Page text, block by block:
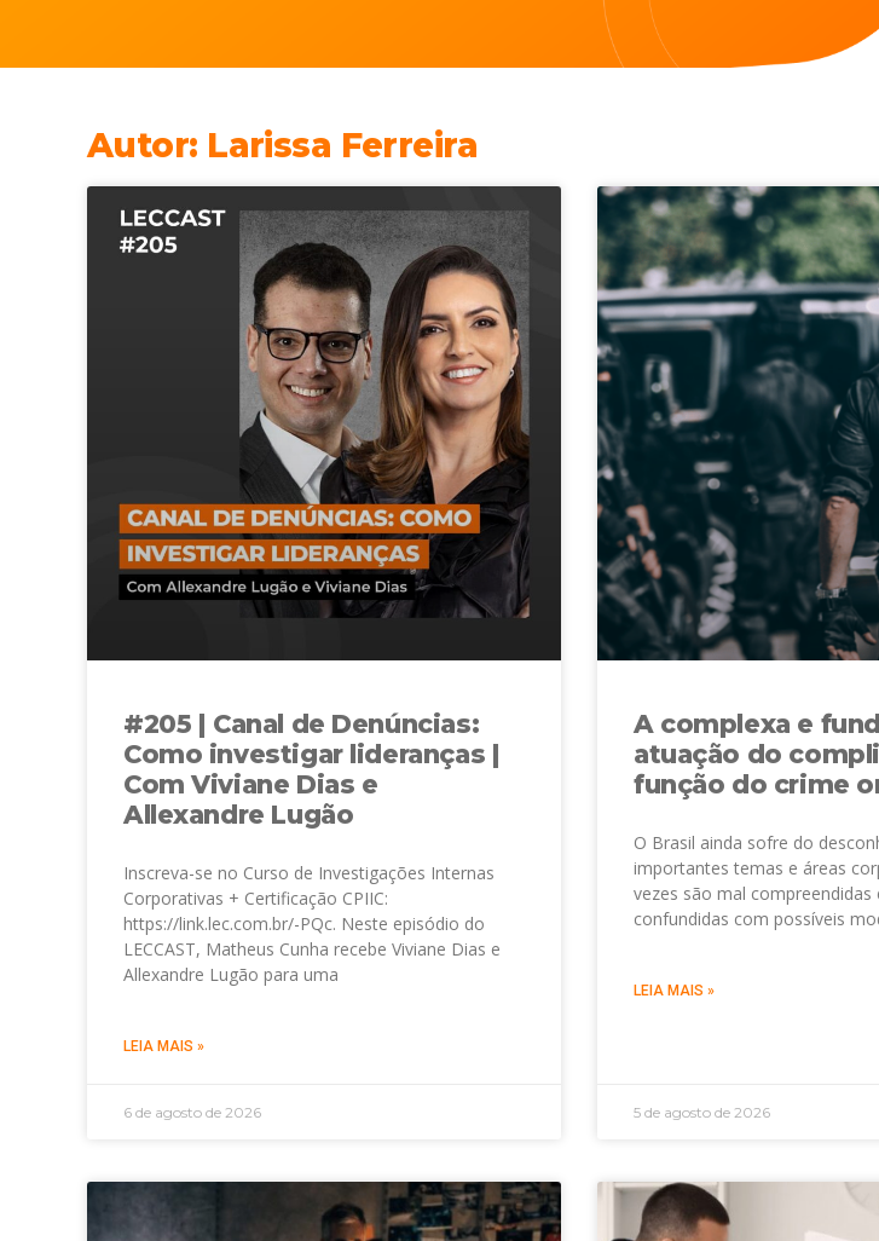
Autor: Larissa Ferreira
#205 | Canal de Denúncias:
Como investigar lideranças |
Com Viviane Dias e
Allexandre Lugão
Inscreva-se no Curso de Investigações Internas
Corporativas + Certificação CPIIC:
https://link.lec.com.br/-PQc. Neste episódio do
LECCAST, Matheus Cunha recebe Viviane Dias e
Allexandre Lugão para uma
LEIA MAIS »
6 de agosto de 2026
A complexa e
atuação do
função do crime
O Brasil ainda sofre do
importantes temas e áreas
vezes são mal
confundidas com possíveis
LEIA MAIS »
5 de agosto de 2026